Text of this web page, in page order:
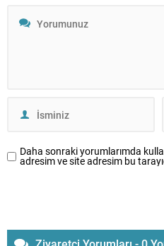
Daha sonraki yorumlarımda
adresim ve site adresim bu